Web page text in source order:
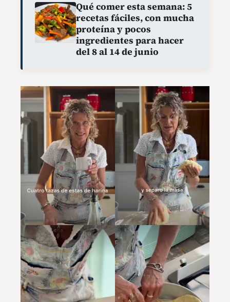
Qué comer esta semana: 5
recetas fáciles, con mucha
proteína y pocos
ingredientes para hacer
del 8 al 14 de junio